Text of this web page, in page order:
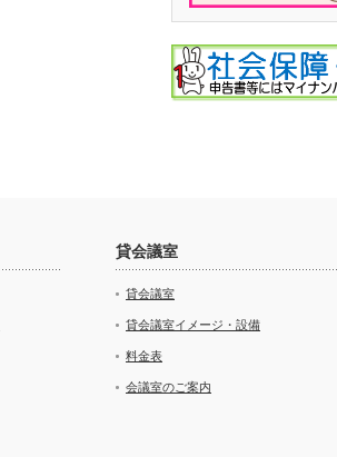
貸会議室
貸会議室
貸会議室イメージ・設備
料金表
会議室のご案内